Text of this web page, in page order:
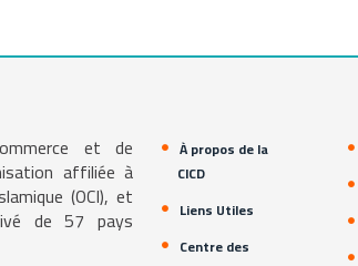
et de
affiliée à
(OCI), et
de 57 pays
À propos de la
CICD
Liens Utiles
Centre des